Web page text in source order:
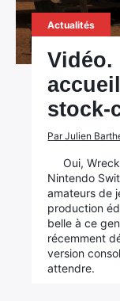
Actualités
Vidéo.
stock-
Par Julien
Oui,
Nintendo
amateurs de
production
belle à ce
récemment
version
attendre.